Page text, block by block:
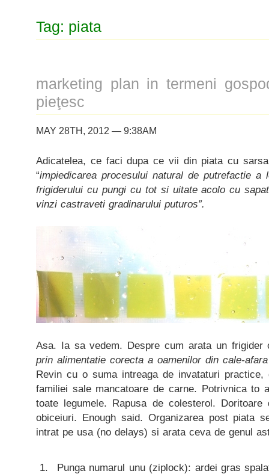
Tag: piata
marketing plan in termeni
pieţesc
MAY 28TH, 2012 — 9:38AM
Adicatelea, ce faci dupa ce vii din piata cu
“impiedicarea procesului natural de putrefactie a
frigiderului cu pungi cu tot si uitate acolo cu
vinzi castraveti gradinarului puturos”.
Asa. Ia sa vedem. Despre cum arata un
prin alimentatie corecta a oamenilor din cale-
Revin cu o suma intreaga de invataturi
familiei sale mancatoare de carne. Potrivnica to
toate legumele. Rapusa de colesterol.
obiceiuri. Enough said. Organizarea post piata
intrat pe usa (no delays) si arata ceva de genul
Punga numarul unu (ziplock): ardei gras